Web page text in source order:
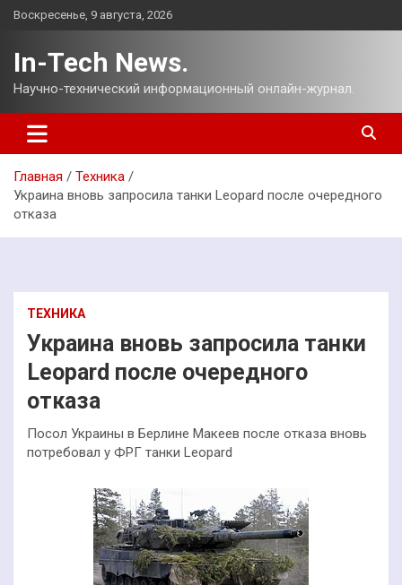
Перейти
Воскресенье, 9 августа, 2026
In-Tech News.
Научно-технический информационный онлайн-журнал.
Главная
Техника
Украина вновь запросила танки Leopard после очередного
отказа
ТЕХНИКА
Украина вновь запросила танки
Leopard после очередного
отказа
Посол Украины в Берлине Макеев после отказа вновь
потребовал у ФРГ танки Leopard